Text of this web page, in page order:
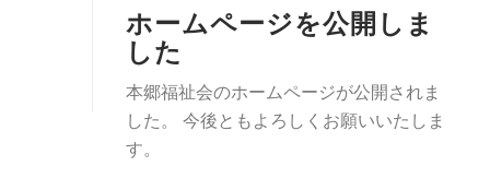
ホームページを公開しま
した
本郷福祉会のホームページが公開されま
した。 今後ともよろしくお願いいたしま
す。